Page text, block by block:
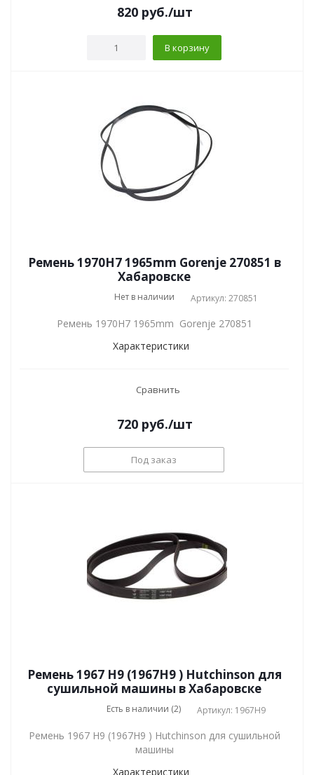
820руб./шт
В корзину
Ремень 1970H7 1965mm Gorenje 270851 в
Хабаровске
Нет в наличии Артикул: 270851
Ремень 1970H7 1965mm Gorenje 270851
Характеристики
Сравнить
720руб./шт
Под заказ
Ремень 1967 H9 (1967H9 ) Hutchinson для
сушильной машины в Хабаровске
Есть в наличии (2) Артикул: 1967H9
Ремень 1967 H9 (1967H9 ) Hutchinson для сушильной
машины
Характеристики